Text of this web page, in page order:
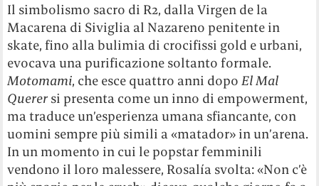
Il simbolismo sacro di R2, dalla Virgen de la
Macarena di Siviglia al Nazareno penitente in
skate, fino alla bulimia di crocifissi gold e urbani,
evocava una purificazione soltanto formale.
Motomami, che esce quattro anni dopoEl Mal
Querer si presenta come un inno di empowerment,
ma traduce un’esperienza umana sfiancante, con
uomini sempre più simili a «matador» in un’arena.
In un momento in cui le popstar femminili
vendono il loro malessere, Rosalía svolta: «Non c’è